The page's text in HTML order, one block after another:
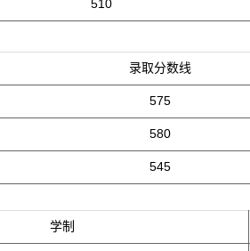
510
录取分数线
575
580
545
学制